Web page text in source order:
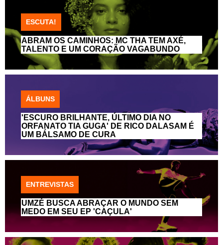
ESCUTA!
ABRAM OS CAMINHOS: MC THA TEM AXÉ,
TALENTO E UM CORAÇÃO VAGABUNDO
ÁLBUNS
'ESCURO BRILHANTE, ÚLTIMO DIA NO
ORFANATO TIA GUGA' DE RICO DALASAM É
UM BÁLSAMO DE CURA
ENTREVISTAS
UMZÉ BUSCA ABRAÇAR O MUNDO SEM
MEDO EM SEU EP 'CAÇULA'